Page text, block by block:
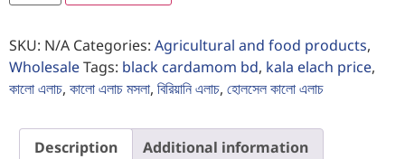
SKU: N/A Categories: Agricultural and food products,
WholesaleTags: black cardamom bd, kala elach price,
কালো এলাচ, কালো এলাচ মসলা, বিরিয়ানি এলাচ, হোলসেল কালো এলাচ
Description
Additional information